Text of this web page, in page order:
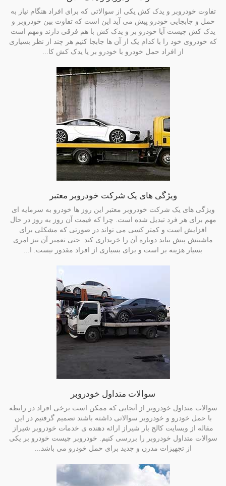
تفاوت خودروبر و یدک کش یکی از سوالاتی که برای افراد هنگام نیاز به
حمل و جابجایی خودرو پیش می آید این است که تفاوت بین خودروبر و
یدک کش چیست آیا خودرو بر و یدک کش با هم فرقی دارند ومهم است
که خودروی خود را با کدام یک از آن ها جابجا کنیم هر چند از نظر بسیاری
از افراد حمل خودرو با خودرو بر یا یدک کش کا...
ویژگی های یک شرکت خودروبر معتبر
ویژگی های یک شرکت خودروبر معتبر این روز ها خودرو به سرمایه ای
مهم برای هر فرد تبدیل شده است. چرا که قیمت آن روز به روز در حال
افزایش است و کمتر کسی می تواند در صورتی که مشکلی برای
ماشینش پیش بیاید دوباره آن را خریداری کند. حتی تعمیر آن نیز امری
بسیار هزینه بر است و برای بسیاری از افراد مقدور نیست. ا...
سوالات متداول خودروبر
سوالات متداول خودروبر از آنجایی که ممکن است برخی افراد در رابطه
با حمل خودرو و خودروبر سوالاتی داشته باشند تصمیم گرفتیم در این
مقاله از وبسایت کالج بار شیراز ارائه دهنده ی خدمات خودروبر شیراز
سوالات متداول خودروبر را بررسی کنیم. خودروبر چیست خودرو بر یکی
از تجهیزات مدرن و جدید برای حمل خودرو می باشد...